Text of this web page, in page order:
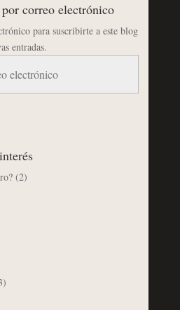
correo electrónico
para suscribirte a este blog
entradas.
(2)